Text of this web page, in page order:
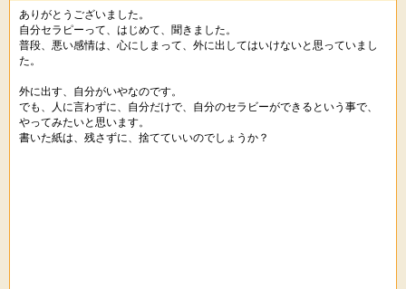
ありがとうございました。
自分セラピーって、はじめて、聞きました。
普段、悪い感情は、心にしまって、外に出してはいけないと思っていまし
た。
外に出す、自分がいやなのです。
でも、人に言わずに、自分だけで、自分のセラビーができるという事で、
やってみたいと思います。
書いた紙は、残さずに、捨てていいのでしょうか？